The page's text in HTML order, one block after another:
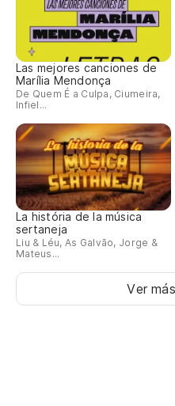
Las mejores canciones de
Marília Mendonça
De Quem É a Culpa, Ciumeira,
Infiel...
La história de la música
sertaneja
Liu & Léu, As Galvão, Jorge &
Mateus...
Ver